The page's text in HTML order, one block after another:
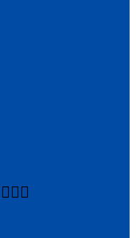
